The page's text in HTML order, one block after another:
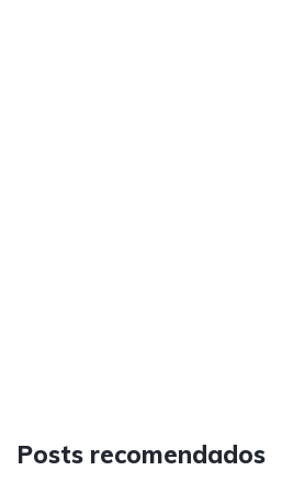
Posts recomendados